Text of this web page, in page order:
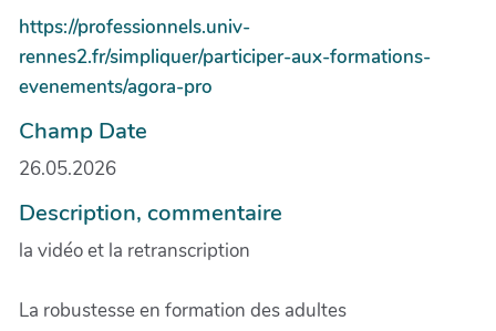
https://professionnels.univ-
rennes2.fr/simpliquer/participer-aux-formations-
evenements/agora-pro
Champ Date
26.05.2026
Description, commentaire
la vidéo et la retranscription
La robustesse en formation des adultes